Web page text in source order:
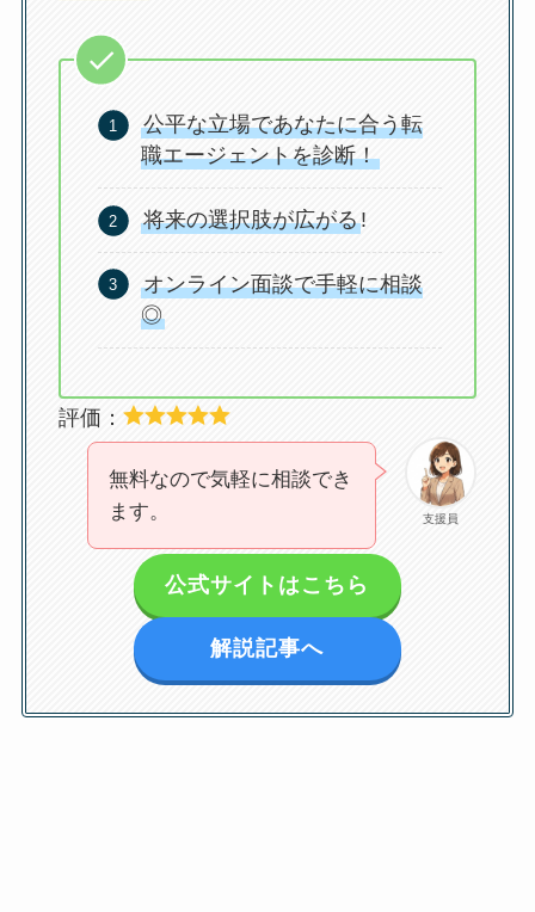
公平な立場であなたに合う転
職エージェントを診断！
将来の選択肢が広がる!
オンライン面談で手軽に相談
◎
評価：
支援員
無料なので気軽に相談でき
ます。
公式サイトはこちら
解説記事へ